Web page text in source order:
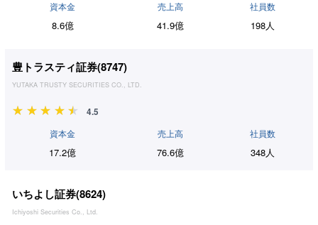
資本金
8.6億
売上高
41.9億
社員数
198人
豊トラスティ証券(8747)
YUTAKA TRUSTY SECURITIES CO., LTD.
4.5
資本金
17.2億
売上高
76.6億
社員数
348人
いちよし証券(8624)
Ichiyoshi Securities Co., Ltd.